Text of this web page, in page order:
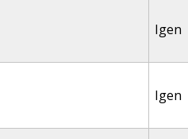
Igen
Igen